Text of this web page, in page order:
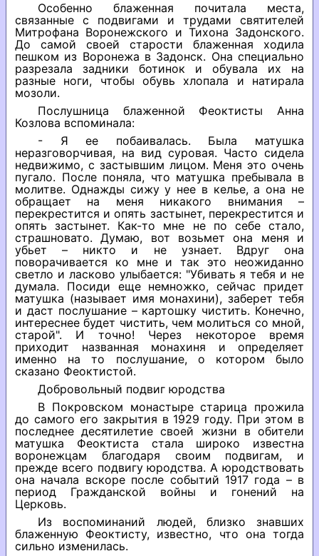
Особенно блаженная почитала места,
связанные с подвигами и трудами святителей
Митрофана Воронежского и Тихона Задонского.
До самой своей старости блаженная ходила
пешком из Воронежа в Задонск. Она специально
разрезала задники ботинок и обувала их на
разные ноги, чтобы обувь хлопала и натирала
мозоли.
Послушница блаженной Феоктисты Анна
Козлова вспоминала:
- Я ее побаивалась. Была матушка
неразговорчивая, на вид суровая. Часто сидела
недвижимо, с застывшим лицом. Меня это очень
пугало. После поняла, что матушка пребывала в
молитве. Однажды сижу у нее в келье, а она не
обращает на меня никакого внимания –
перекрестится и опять застынет, перекрестится и
опять застынет. Как-то мне не по себе стало,
страшновато. Думаю, вот возьмет она меня и
убьет – никто и не узнает. Вдруг она
поворачивается ко мне и так это неожиданно
светло и ласково улыбается: "Убивать я тебя и не
думала. Посиди еще немножко, сейчас придет
матушка (называет имя монахини), заберет тебя
и даст послушание – картошку чистить. Конечно,
интереснее будет чистить, чем молиться со мной,
старой". И точно! Через некоторое время
приходит названная монахиня и определяет
именно на то послушание, о котором было
сказано Феоктистой.
Добровольный подвиг юродства
В Покровском монастыре старица прожила
до самого его закрытия в 1929 году. При этом в
последнее десятилетие своей жизни в обители
матушка Феоктиста стала широко известна
воронежцам благодаря своим подвигам, и
прежде всего подвигу юродства. А юродствовать
она начала вскоре после событий 1917 года – в
период Гражданской войны и гонений на
Церковь.
Из воспоминаний людей, близко знавших
блаженную Феоктисту, известно, что она тогда
сильно изменилась.